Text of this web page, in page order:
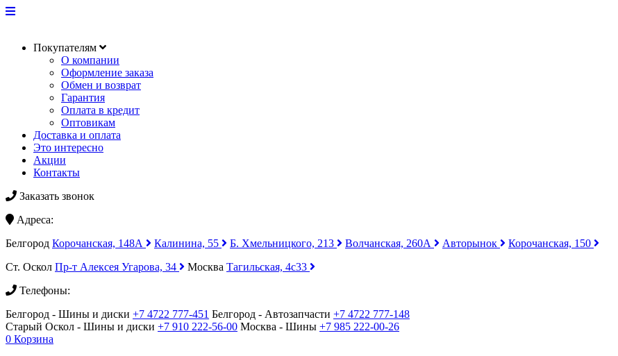
Покупателям
О компании
Оформление заказа
Обмен и возврат
Гарантия
Оплата в кредит
Оптовикам
Доставка и оплата
Это интересно
Акции
Контакты
Заказать звонок
Адреса:
Белгород Корочанская, 148А Калинина, 55 Б. Хмельницкого, 213 Волчанская, 260А Авторынок
Корочанская, 150
Ст. Оскол Пр-т Алексея Угарова, 34 Москва Тагильская, 4с33
Телефоны:
Белгород - Шины и диски +7 4722 777-451 Белгород - Автозапчасти +7 4722 777-148
Старый Оскол - Шины и диски +7 910 222-56-00 Москва - Шины +7 985 222-00-26
0 Корзина